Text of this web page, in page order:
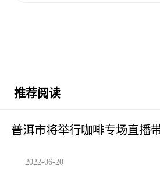
推荐阅读
普洱市将举行咖啡专场直播
2022-06-20